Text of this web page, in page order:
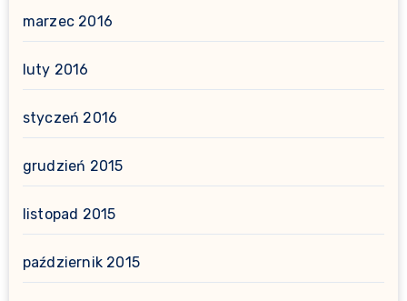
marzec 2016
luty 2016
styczeń 2016
grudzień 2015
listopad 2015
październik 2015